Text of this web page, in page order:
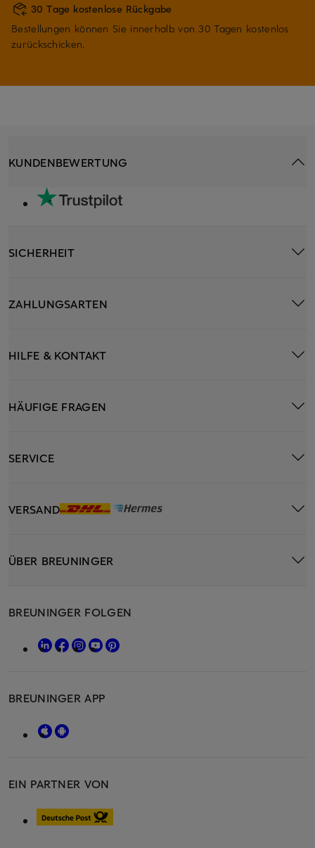
30 Tage kostenlose Rückgabe
Bestellungen können Sie innerhalb von 30 Tagen kostenlos
zurückschicken.
HILFE & KONTAKT
HÄUFIGE FRAGEN
SERVICE
VERSAND
KUNDENBEWERTUNG
SICHERHEIT
ZAHLUNGSARTEN
ÜBER BREUNINGER
EIN PARTNER VON
BREUNINGER FOLGEN
BREUNINGER APP